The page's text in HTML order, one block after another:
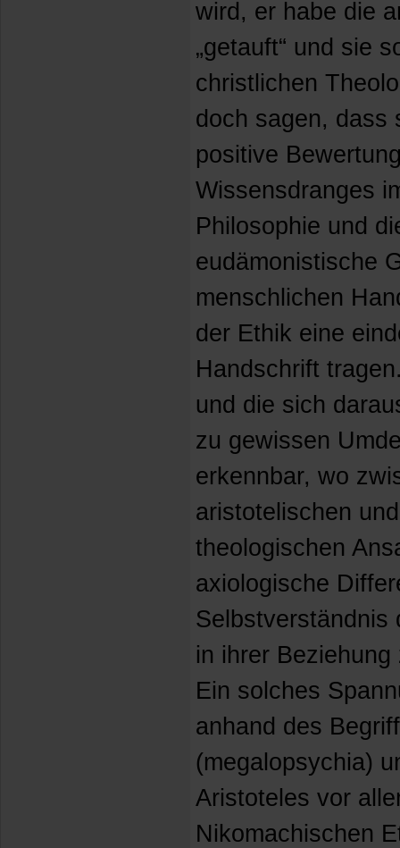
wird, er habe die
„getauft“ und sie
christlichen
doch sagen, dass
positive
Wissensdranges
Philosophie und
eudämonistische
menschlichen
der Ethik eine
Handschrift
und die sich
zu gewissen
erkennbar, wo
aristotelischen
theologischen
axiologische
Selbstverständnis
in ihrer
Ein solches
anhand des
(megalopsychia)
Aristoteles vor
Nikomachischen